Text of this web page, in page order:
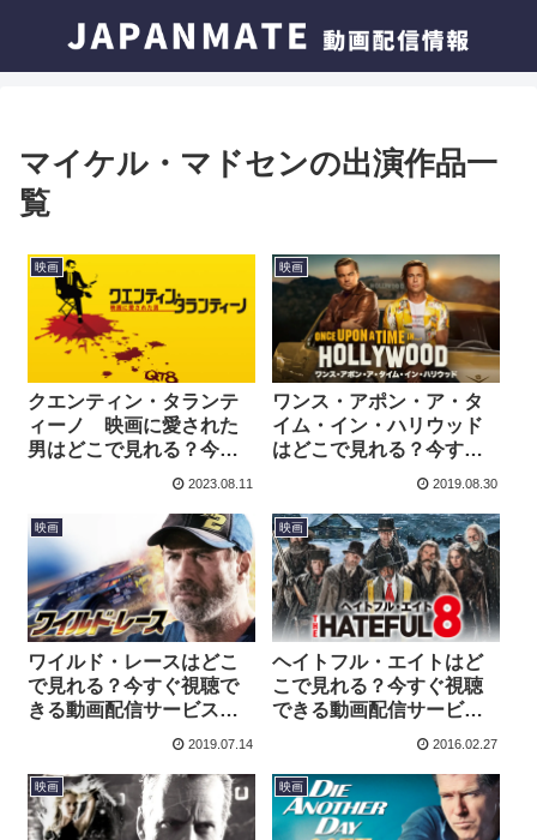
マイケル・マドセンの出演作品一
覧
映画
クエンティン・タランテ
ィーノ 映画に愛された
男はどこで見れる？今す
ぐ視聴できる動画配信サ
2023.08.11
映画
ワンス・アポン・ア・タ
イム・イン・ハリウッド
はどこで見れる？今すぐ
視聴できる動画配信サー
2019.08.30
映画
ワイルド・レースはどこ
で見れる？今すぐ視聴で
きる動画配信サービスを
2019.07.14
映画
ヘイトフル・エイトはど
こで見れる？今すぐ視聴
できる動画配信サービス
2016.02.27
映画 映画